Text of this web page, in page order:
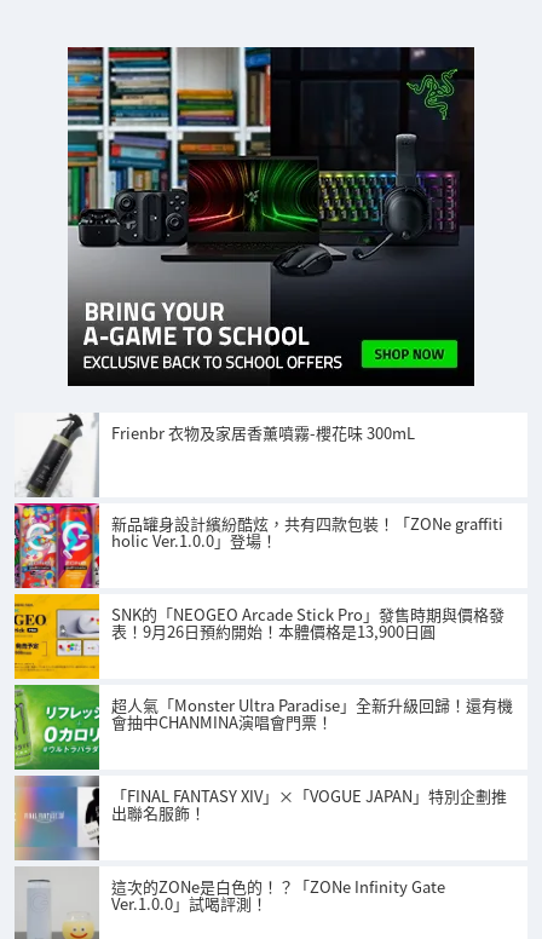
Frienbr 衣物及家居香薰噴霧-櫻花味 300mL
新品罐身設計繽紛酷炫，共有四款包裝！「ZONe graffiti
holic Ver.1.0.0」登場！
SNK的「NEOGEO Arcade Stick Pro」發售時期與價格發
表！9月26日預約開始！本體價格是13,900日圓
超人氣「Monster Ultra Paradise」全新升級回歸！還有機
會抽中CHANMINA演唱會門票！
「FINAL FANTASY XIV」×「VOGUE JAPAN」特別企劃推
出聯名服飾！
這次的ZONe是白色的！？「ZONe Infinity Gate
Ver.1.0.0」試喝評測！